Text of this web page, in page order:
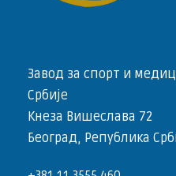
Завод за спорт и
Србије
Кнеза Вишеслава 72
Београд, Република